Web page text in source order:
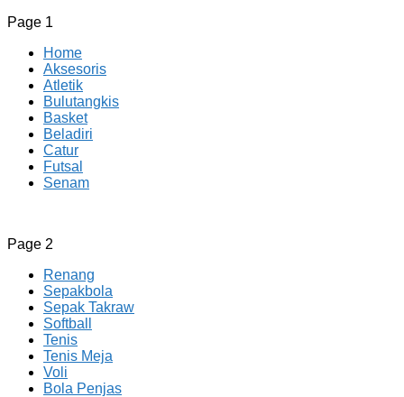
Page 1
Home
Aksesoris
Atletik
Bulutangkis
Basket
Beladiri
Catur
Futsal
Senam
CV JAYA BERSAMA Co Id
Menyediakan Semua Perlengkapan Olahraga Yang
Page 2
Renang
Sepakbola
Sepak Takraw
Softball
Tenis
Tenis Meja
Voli
Bola Penjas